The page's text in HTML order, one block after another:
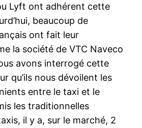
Lyft ont adhérent cette
beaucoup de
ont fait leur
la société de VTC Naveco
avons interrogé cette
qu’ils nous dévoilent les
entre le taxi et le
les traditionnelles
il y a, sur le marché, 2